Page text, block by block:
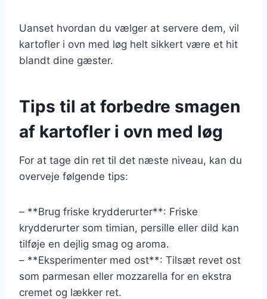
Uanset hvordan du vælger at servere dem, vil
kartofler i ovn med løg helt sikkert være et hit
blandt dine gæster.
Tips til at forbedre smagen
af kartofler i ovn med løg
For at tage din ret til det næste niveau, kan du
overveje følgende tips:
– **Brug friske krydderurter**: Friske
krydderurter som timian, persille eller dild kan
tilføje en dejlig smag og aroma.
– **Eksperimenter med ost**: Tilsæt revet ost
som parmesan eller mozzarella for en ekstra
cremet og lækker ret.